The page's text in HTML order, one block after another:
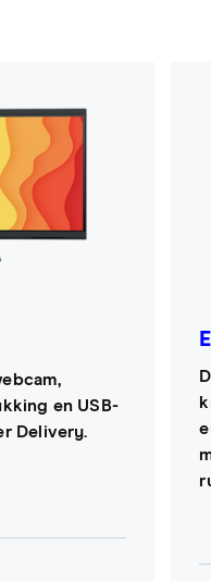
en USB-
Delivery.